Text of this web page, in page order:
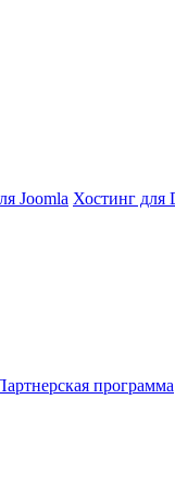
Joomla Хостинг для
программа